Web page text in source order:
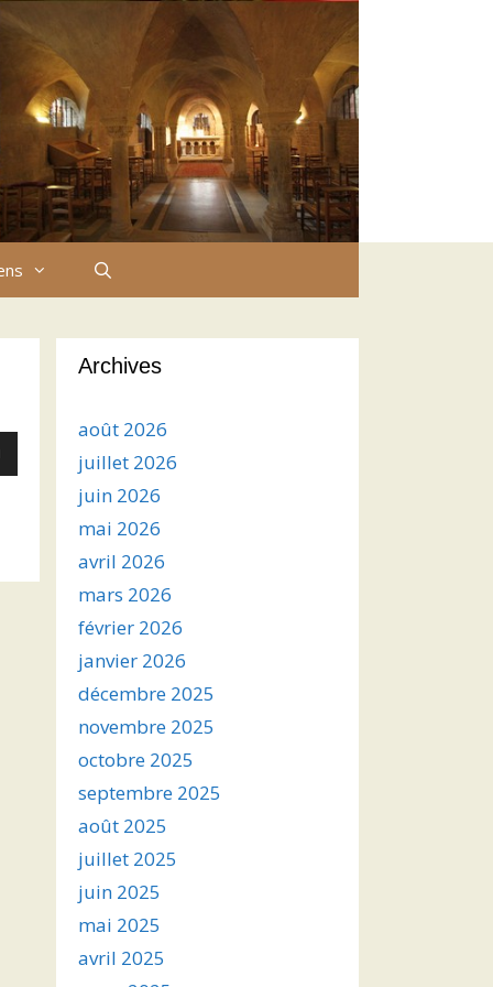
Archives
août 2026
juillet 2026
juin 2026
mai 2026
avril 2026
mars 2026
février 2026
janvier 2026
décembre 2025
novembre 2025
octobre 2025
septembre 2025
août 2025
juillet 2025
juin 2025
mai 2025
avril 2025